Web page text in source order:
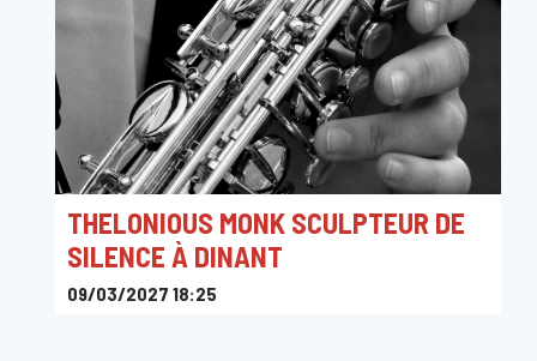
THELONIOUS MONK SCULPTEUR DE
SILENCE À DINANT
09/03/2027 18:25